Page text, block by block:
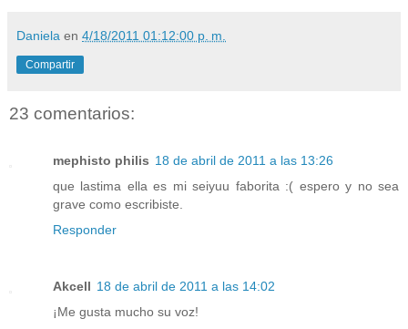
Daniela en 4/18/2011 01:12:00 p. m.
Compartir
23 comentarios:
mephisto philis 18 de abril de 2011 a las 13:26
que lastima ella es mi seiyuu faborita :( espero y no sea
grave como escribiste.
Responder
Akcell 18 de abril de 2011 a las 14:02
¡Me gusta mucho su voz!